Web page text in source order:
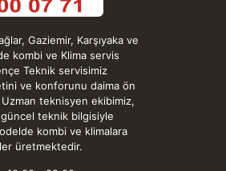
Gaziemir, Karşıyaka ve
kombi ve Klima servis
Teknik servisimiz
ve konforunu daima ön
teknisyen ekibimiz,
güncel teknik bilgisiyle
kombi ve klimalara
üretmektedir.